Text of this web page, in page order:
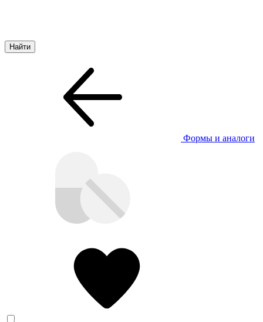
Формы и аналоги